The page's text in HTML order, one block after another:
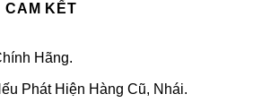
CAM KẾT
Hãng.
Phát Hiện Hàng Cũ, Nhái.